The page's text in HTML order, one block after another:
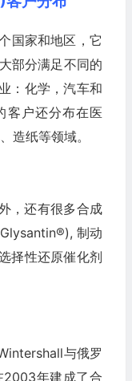
国家和地区，它
部分满足不同的
：化学，汽车和
客户还分布在医
造纸等领域。
，还有很多合成
制动
择性还原催化剂
与俄罗
2003年建成了合